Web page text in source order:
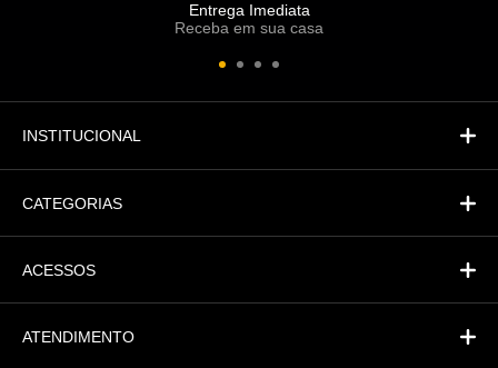
Entrega Imediata
Receba em sua casa
INSTITUCIONAL
CATEGORIAS
ACESSOS
ATENDIMENTO